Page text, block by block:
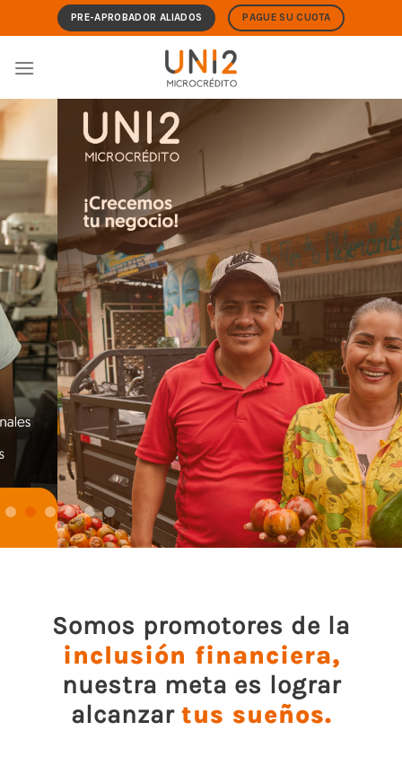
to
PRE-APROBADOR ALIADOS PAGUE SU CUOTA
Somos promotores de la
inclusión financiera,
nuestra meta es lograr
alcanzar tus sueños.